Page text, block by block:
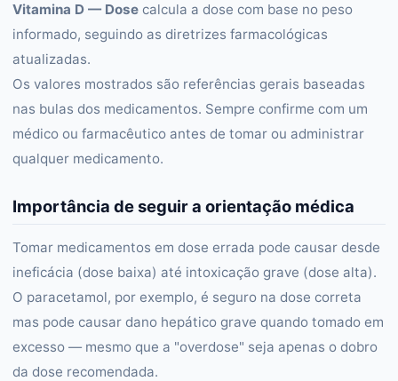
Vitamina D — Dose calcula a dose com base no peso
informado, seguindo as diretrizes farmacológicas
atualizadas.
Os valores mostrados são referências gerais baseadas
nas bulas dos medicamentos. Sempre confirme com um
médico ou farmacêutico antes de tomar ou administrar
qualquer medicamento.
Importância de seguir a orientação médica
Tomar medicamentos em dose errada pode causar desde
ineficácia (dose baixa) até intoxicação grave (dose alta).
O paracetamol, por exemplo, é seguro na dose correta
mas pode causar dano hepático grave quando tomado em
excesso — mesmo que a "overdose" seja apenas o dobro
da dose recomendada.